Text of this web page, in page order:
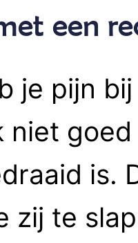
een
je pijn
niet
is.
zij te